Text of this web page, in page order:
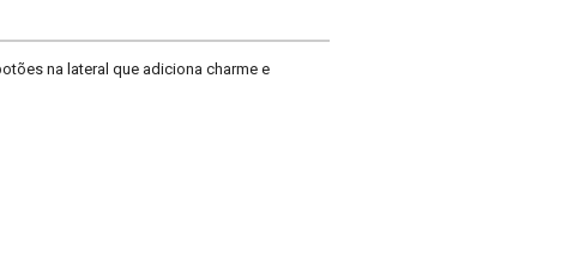
na lateral que adiciona charme e